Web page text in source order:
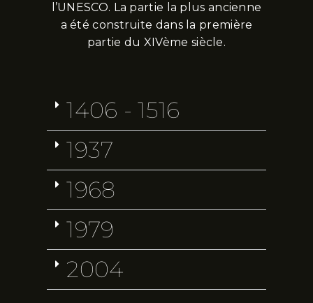
l’UNESCO. La partie la plus ancienne
a été construite dans la première
partie du XIVème siècle.
1406 - 1516
1937
1968
1979
2004